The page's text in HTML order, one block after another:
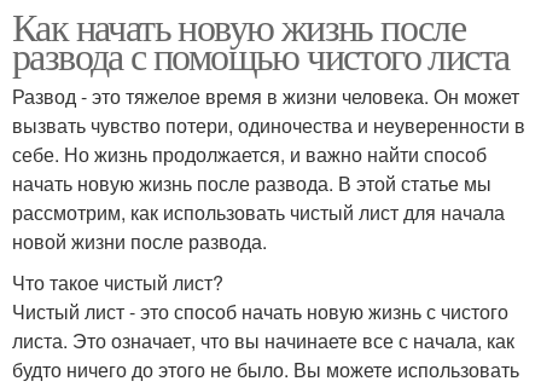
Как начать новую жизнь после
развода с помощью чистого листа
Развод - это тяжелое время в жизни человека. Он может
вызвать чувство потери, одиночества и неуверенности в
себе. Но жизнь продолжается, и важно найти способ
начать новую жизнь после развода. В этой статье мы
рассмотрим, как использовать чистый лист для начала
новой жизни после развода.
Что такое чистый лист?
Чистый лист - это способ начать новую жизнь с чистого
листа. Это означает, что вы начинаете все с начала, как
будто ничего до этого не было. Вы можете использовать